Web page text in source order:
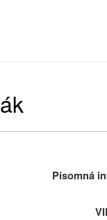
Písomná